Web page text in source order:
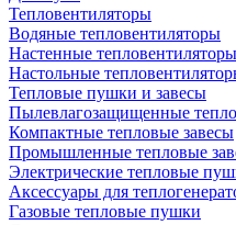
Тепловентиляторы
Водяные тепловентиляторы
Настенные тепловентиляторы
Настольные
Тепловые пушки и завесы
Пылевлагозащищенные
Компактные тепловые завесы
Промышленные тепловые
Электрические тепловые
Аксессуары для
Газовые тепловые пушки